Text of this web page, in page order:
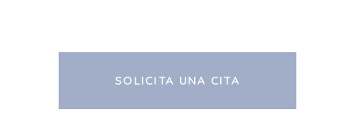
SOLICITA UNA CITA